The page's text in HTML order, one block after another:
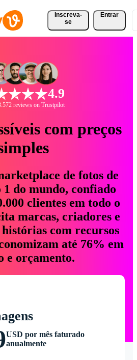
Inscreva-
se
Entrar
4.9
reviews on Trustpilot
com preços
de fotos de
do mundo, confiado
clientes em todo o
marcas, criadores e
com recursos
até 76% em
e orçamento.
USD por mês faturado
anualmente